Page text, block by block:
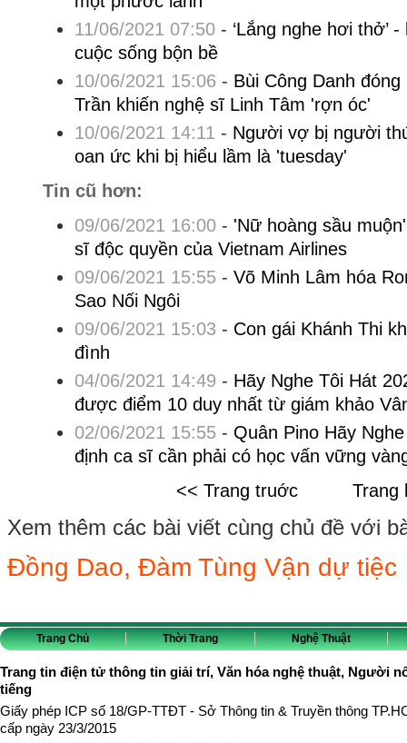
11/06/2021 07:50- ‘Lắng nghe hơi thở’
cuộc sống bộn bề
10/06/2021 15:06 - Bùi Công Danh
Trần khiến nghệ sĩ Linh Tâm 'rợn óc'
10/06/2021 14:11 - Người vợ bị người
oan ức khi bị hiểu lầm là 'tuesday'
Tin cũ hơn:
09/06/2021 16:00- 'Nữ hoàng sầu
sĩ độc quyền của Vietnam Airlines
09/06/2021 15:55- Võ Minh Lâm hóa
Sao Nối Ngôi
09/06/2021 15:03 - Con gái Khánh Thi
đình
04/06/2021 14:49 - Hãy Nghe Tôi Hát
được điểm 10 duy nhất từ giám khảo
02/06/2021 15:55- Quân Pino Hãy
định ca sĩ cần phải có học vấn vững
<< Trang truớc
Trang
Xem thêm các bài viết cùng chủ đề với
Đồng Dao, Đàm Tùng Vận dự tiệc
Trang Chủ Thời Trang Nghệ Thuật
Trang tin điện tử thông tin giải trí, Văn hóa nghệ thuật, Người
tiếng
Giấy phép ICP số 18/GP-TTĐT - Sở Thông tin & Truyền thông
cấp ngày 23/3/2015